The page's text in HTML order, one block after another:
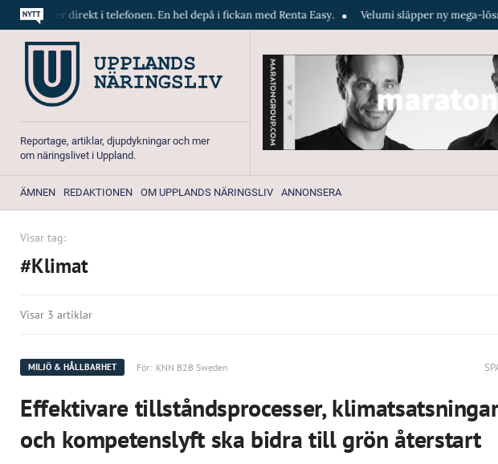
direkt i telefonen. En hel depå i fickan med Renta Easy. Velumi släpper ny mega-lösning
Reportage, artiklar, djupdykningar och mer
om näringslivet i Uppland.
ÄMNEN REDAKTIONEN OM UPPLANDS NÄRINGSLIV ANNONSERA
Visar tag:
#Klimat
Visar 3 artiklar
MILJÖ & HÅLLBARHET För: KNN B2B Sweden
Effektivare tillståndsprocesser,
och kompetenslyft ska bidra till grön återstart